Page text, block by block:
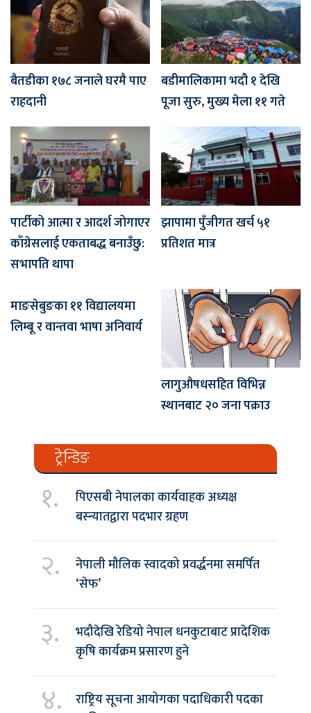
बैतडीका १७८ जनाले घरमै पाए
राहदानी
बडीमालिकामा भदौ १ देखि
पूजा सुरु, मुख्य मेला ११ गते
पार्टीको आत्मा र आदर्श जोगाएर
काँग्रेसलाई एकताबद्ध बनाउँछु:
सभापति थापा
झापामा पुँजीगत खर्च ५१
प्रतिशत मात्र
माङसेबुङका ११ विद्यालयमा
लिम्बू र वान्तवा भाषा अनिवार्य
लागुऔषधसहित विभिन्न
स्थानबाट २० जना पक्राउ
ट्रेन्डिङ
१.
पिएसबी नेपालका कार्यवाहक अध्यक्ष
बस्न्यातद्वारा पदभार ग्रहण
२.
नेपाली मौलिक स्वादको प्रवर्द्धनमा समर्पित
‘सेफ’
३.
भदौदेखि रेडियो नेपाल धनकुटाबाट प्रादेशिक
कृषि कार्यक्रम प्रसारण हुने
४.
राष्ट्रिय सूचना आयोगका पदाधिकारी पदका